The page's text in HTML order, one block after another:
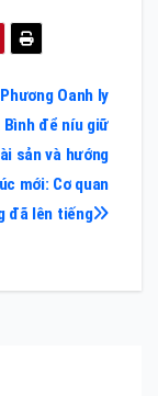
Oanh ly
Bình để níu giữ
sản và hướng
mới: Cơ quan
đã lên tiếng